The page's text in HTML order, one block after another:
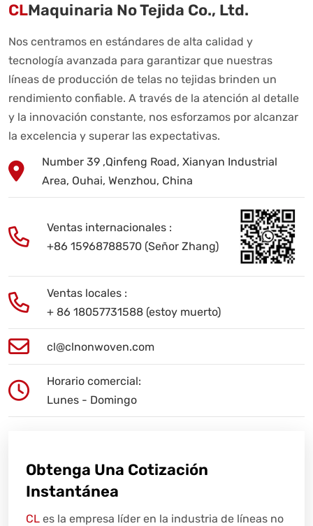
CLMaquinaria No Tejida Co., Ltd.
Nos centramos en estándares de alta calidad y
tecnología avanzada para garantizar que nuestras
líneas de producción de telas no tejidas brinden un
rendimiento confiable. A través de la atención al detalle
y la innovación constante, nos esforzamos por alcanzar
la excelencia y superar las expectativas.
Number 39 ,Qinfeng Road, Xianyan Industrial
Area, Ouhai, Wenzhou, China
Ventas internacionales :
+86 15968788570 (Señor Zhang)
Ventas locales :
+ 86 18057731588 (estoy muerto)
cl@clnonwoven.com
Horario comercial:
Lunes - Domingo
Obtenga Una Cotización
Instantánea
CL es la empresa líder en la industria de líneas no